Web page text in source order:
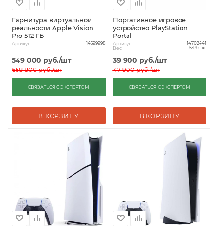
Гарнитура виртуальной
реальности Apple Vision
Pro 512 ГБ
Артикул 14699998
549 000 руб./шт
658 800руб./шт
СВЯЗАТЬСЯ С ЭКСПЕРТОМ
В КОРЗИНУ
Портативное игровое
устройство PlayStation
Portal
Артикул 14702441
Вес 549 u кг
39 900 руб./шт
47 900руб./шт
СВЯЗАТЬСЯ С ЭКСПЕРТОМ
В КОРЗИНУ